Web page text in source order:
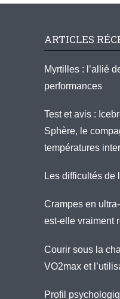
ARTICLES
Myrtilles : l’allié
performances
Test et avis :
Sphère, le
températures
Les difficultés de
Crampes en
est-elle vraiment
Courir sous la
VO2max et
Profil